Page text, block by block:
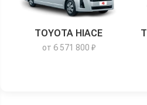
TOYOTA HIACE
от 6 571 800 ₽